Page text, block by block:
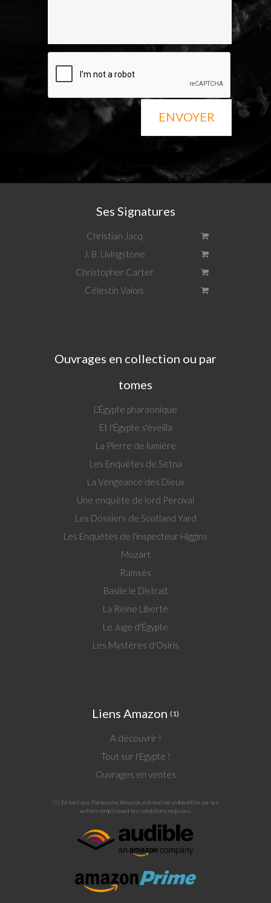
ENVOYER
Ses Signatures
Christian Jacq
J. B. Livingstone
Christopher Carter
Célestin Valois
Ouvrages en collection ou par
tomes
L'Égypte pharaonique
Et l'Égypte s'éveilla
La Pierre de lumière
Les Enquêtes de Setna
La Vengeance des Dieux
Une enquête de lord Percival
Les Dossiers de Scotland Yard
Les Enquêtes de l'inspecteur Higgins
Mozart
Ramsès
Basile le Distrait
La Reine Liberté
Le Juge d'Égypte
Les Mystères d'Osiris
Liens Amazon (1)
A découvrir !
Tout sur l'Egypte !
Ouvrages en ventes
(1) En tant que Partenaire Amazon, est réalisé un bénéfice sur les
achats remplissant les conditions requises.